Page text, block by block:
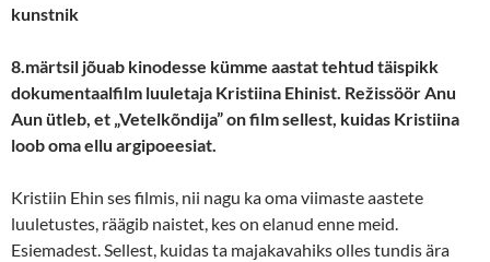
kunstnik
8.märtsil jõuab kinodesse kümme aastat tehtud täispikk
dokumentaalfilm luuletaja Kristiina Ehinist. Režissöör Anu
Aun ütleb, et „Vetelkõndija” on film sellest, kuidas Kristiina
loob oma ellu argipoeesiat.
Kristiin Ehin ses filmis, nii nagu ka oma viimaste aastete
luuletustes, räägib naistet, kes on elanud enne meid.
Esiemadest. Sellest, kuidas ta majakavahiks olles tundis ära